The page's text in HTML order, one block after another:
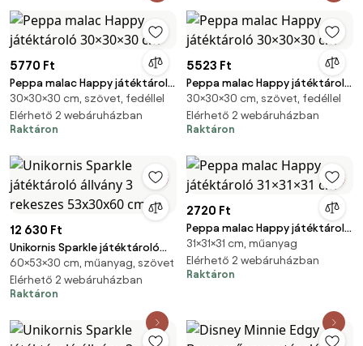
5770 Ft
Peppa malac Happy játéktároló
30×30×30 cm
30×30×30 cm, szövet, fedéllel
Elérhető 2 webáruházban
Raktáron
5523 Ft
Peppa malac Happy játéktároló
30×30×30 cm
30×30×30 cm, szövet, fedéllel
Elérhető 2 webáruházban
Raktáron
12 630 Ft
Unikornis Sparkle játéktároló
állvány 3 rekeszes 53x30x60 cm
60×53×30 cm, műanyag, szövet
Elérhető 2 webáruházban
Raktáron
2720 Ft
Peppa malac Happy játéktároló
31×31×31 cm
31×31×31 cm, műanyag
Elérhető 2 webáruházban
Raktáron